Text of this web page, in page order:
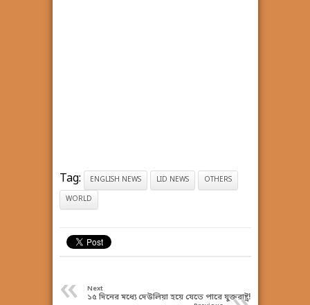
Tag: ENGLISH NEWS LID NEWS OTHERS
WORLD
« Next
১৫ দিনের মধ্যে দেউলিয়া হয়ে যেতে পারে যুক্তরাষ্ট্র!